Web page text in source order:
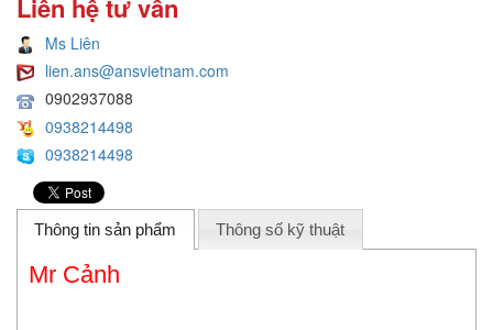
Liên hệ tư vấn
Ms Liên
lien.ans@ansvietnam.com
0902937088
0938214498
0938214498
Thông tin sản phẩm Thông số kỹ thuật
Mr Cảnh